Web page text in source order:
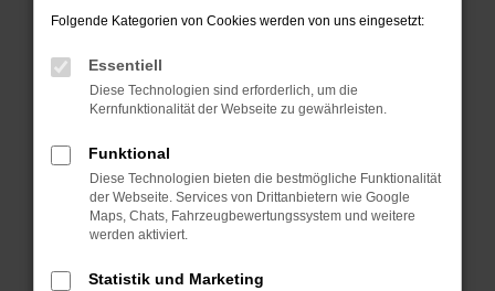
Prüfe deine Browsererweiterungen.
können das Laden bestimmter Seiten
verhindern. Funktioniert die Seite in einem
anderen Browser oder in einem privaten
Starte dein Gerät neu.
Das kann manchmal helfen, vorübergehende
Probleme zu beheben.
Betriebssystem auf dem neuesten Stand
Folgende Kategorien von Cookies werden von uns eingesetzt:
Essentiell
Diese Technologien sind erforderlich, um die
Kernfunktionalität der Webseite zu gewährleisten.
Funktional
Diese Technologien bieten die bestmögliche Funktionalität
der Webseite. Services von Drittanbietern wie Google
Maps, Chats, Fahrzeugbewertungssystem und weitere
werden aktiviert.
Statistik und Marketing